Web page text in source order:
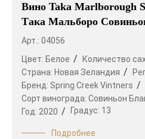
Вино Taka Marlborough
Така Мальборо
Арт.: 04056
Цвет: Белое Количество
Страна: Новая Зеландия
Бренд: Spring Creek Vintners
Сорт винограда: Совиньон
Год: 2020 Градус: 13
Подробнее